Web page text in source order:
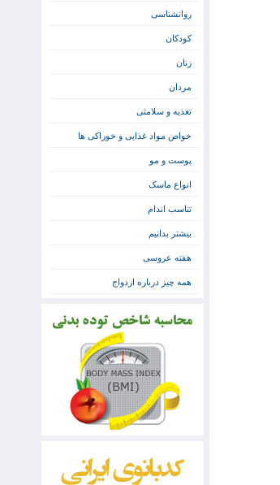
روانشناسی
کودکان
زنان
مردان
تغذیه و سلامتی
خواص مواد غذایی و خوراکی ها
پوست و مو
انواع ماسک
تناسب اندام
بیشتر بدانیم
هفته عروسی
همه چیز درباره ازدواج